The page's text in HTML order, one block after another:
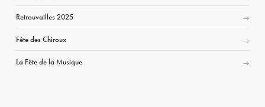
Retrouvailles 2025
Fête des Chiroux
La Fête de la Musique